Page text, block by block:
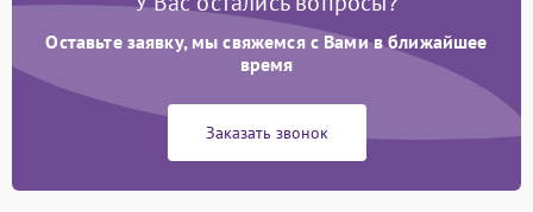
Оставьте заявку, мы свяжемся с Вами в ближайшее
время
Заказать звонок